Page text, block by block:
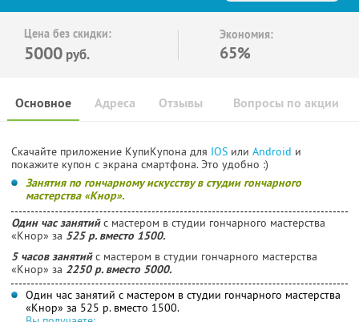
Цена без скидки:
5000 руб.
Экономия:
65%
Основное Отзывы Вопросы по акции
Адреса
Скачайте приложение КупиКупона для IOS или Android и
покажите купон с экрана смартфона. Это удобно :)
Занятия по гончарному искусству в студии гончарного
мастерства «Кнор».
Один час занятийс мастером в студии гончарного мастерства
«Кнор» за 525 р. вместо 1500.
5 часов занятийс мастером в студии гончарного мастерства
«Кнор» за 2250 р. вместо 5000.
Один час занятий с мастером в студии гончарного мастерства
«Кнор» за 525 р. вместо 1500.